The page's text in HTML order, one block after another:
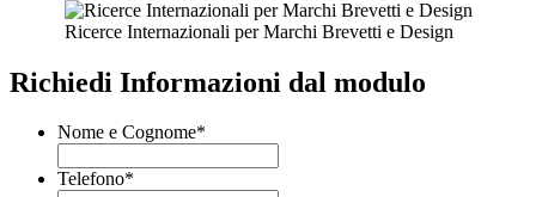
Ricerce Internazionali per Marchi Brevetti e Design
Richiedi Informazioni dal modulo
Nome e Cognome*
Telefono*